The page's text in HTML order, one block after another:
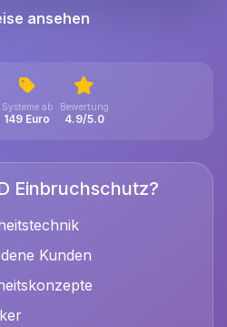
ansehen
Systeme ab
149 Euro
Bewertung
4.9/5.0
Einbruchschutz?
Kunden